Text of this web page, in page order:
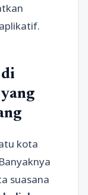
kota
suasana